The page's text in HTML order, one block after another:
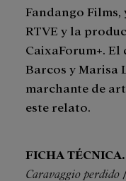
Fandango Films,
RTVE y la
CaixaForum+.
Barcos y Marisa
marchante de
este relato.
FICHA
Caravaggio perdido